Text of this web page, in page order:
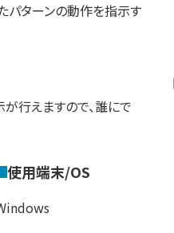
パターンの動作を指示す
行えますので、誰にで
使用端末/OS